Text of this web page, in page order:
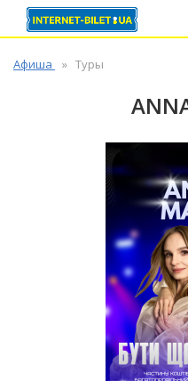
Афиша Туры